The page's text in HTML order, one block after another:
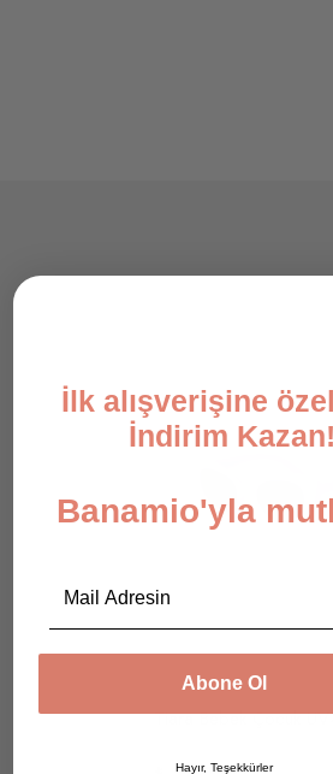
İlk alışverişine
İndirim Kazan!
Banamio'yla
Abone Ol
Hayır, Teşekkürler